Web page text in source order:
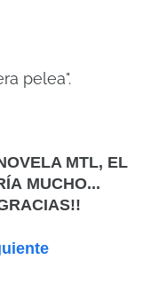
pelea".
MTL, EL
MUCHO...